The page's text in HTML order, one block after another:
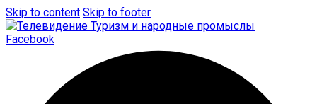
Skip to content Skip to footer
Facebook